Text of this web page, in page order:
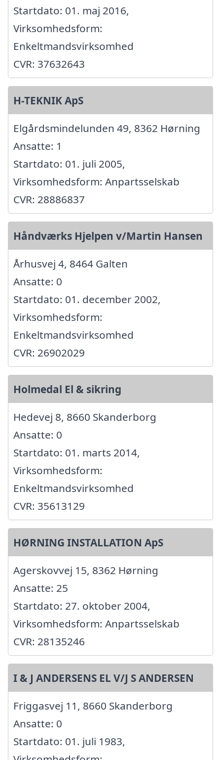
Startdato: 01. maj 2016,
Virksomhedsform:
Enkeltmandsvirksomhed
CVR: 37632643
H-TEKNIK ApS
Elgårdsmindelunden 49, 8362 Hørning
Ansatte: 1
Startdato: 01. juli 2005,
Virksomhedsform: Anpartsselskab
CVR: 28886837
Håndværks Hjelpen v/Martin Hansen
Århusvej 4, 8464 Galten
Ansatte: 0
Startdato: 01. december 2002,
Virksomhedsform:
Enkeltmandsvirksomhed
CVR: 26902029
Holmedal El & sikring
Hedevej 8, 8660 Skanderborg
Ansatte: 0
Startdato: 01. marts 2014,
Virksomhedsform:
Enkeltmandsvirksomhed
CVR: 35613129
HØRNING INSTALLATION ApS
Agerskovvej 15, 8362 Hørning
Ansatte: 25
Startdato: 27. oktober 2004,
Virksomhedsform: Anpartsselskab
CVR: 28135246
I & J ANDERSENS EL V/J S ANDERSEN
Friggasvej 11, 8660 Skanderborg
Ansatte: 0
Startdato: 01. juli 1983,